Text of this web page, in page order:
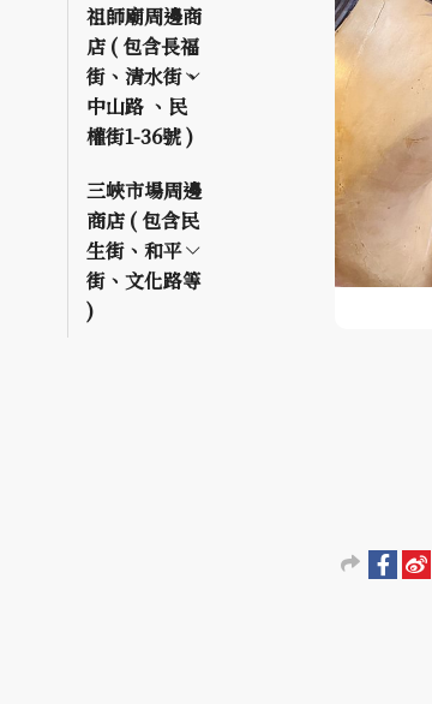
祖師廟周邊商
店 ( 包含長福
街、清水街、
中山路 、民
權街1-36號 )
三峽市場周邊
商店 ( 包含民
生街、和平
街、文化路等
)